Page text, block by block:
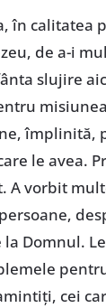
în calitatea
de a-i
slujire
împlinită,
le avea.
A vorbit
Domnul.
cei